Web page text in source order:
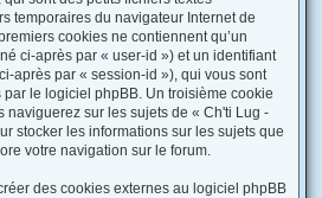
temporaires du navigateur Internet de
cookies ne contiennent qu’un
ci-après par « user-id ») et un identifiant
après par « session-id »), qui vous sont
le logiciel phpBB. Un troisième cookie
naviguerez sur les sujets de « Ch'ti Lug -
stocker les informations sur les sujets que
votre navigation sur le forum.
des cookies externes au logiciel phpBB